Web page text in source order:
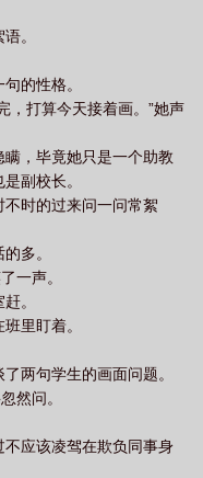
。
的性格。
，打算今天接着画。”她声
，毕竟她只是一个助教
副校长。
时的过来问一问常絮
多。
一声。
。
里盯着。
两句学生的画面问题。
然问。
应该凌驾在欺负同事身